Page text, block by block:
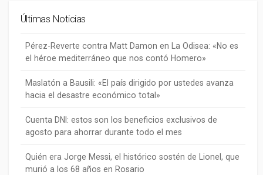
Últimas Noticias
Pérez-Reverte contra Matt Damon en La Odisea: «No es
el héroe mediterráneo que nos contó Homero»
Maslatón a Bausili: «El país dirigido por ustedes avanza
hacia el desastre económico total»
Cuenta DNI: estos son los beneficios exclusivos de
agosto para ahorrar durante todo el mes
Quién era Jorge Messi, el histórico sostén de Lionel, que
murió a los 68 años en Rosario